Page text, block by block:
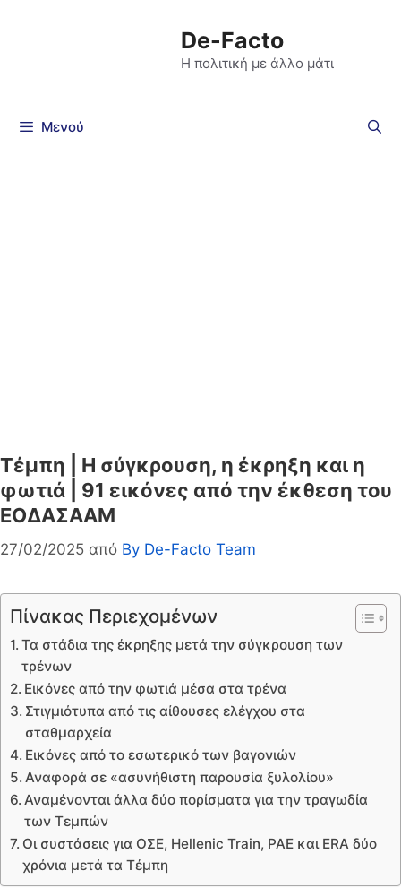
De-Facto
Η πολιτική με άλλο μάτι
Μενού
Τέμπη | Η σύγκρουση, η έκρηξη και η
φωτιά | 91 εικόνες από την έκθεση του
ΕΟΔΑΣΑΑΜ
27/02/2025 από By De-Facto Team
Πίνακας Περιεχομένων
Τα στάδια της έκρηξης μετά την σύγκρουση των
τρένων
Εικόνες από την φωτιά μέσα στα τρένα
Στιγμιότυπα από τις αίθουσες ελέγχου στα
σταθμαρχεία
Εικόνες από το εσωτερικό των βαγονιών
Αναφορά σε «ασυνήθιστη παρουσία ξυλολίου»
Αναμένονται άλλα δύο πορίσματα για την τραγωδία
των Τεμπών
Οι συστάσεις για ΟΣΕ, Hellenic Train, ΡΑΕ και ERA δύο
χρόνια μετά τα Τέμπη